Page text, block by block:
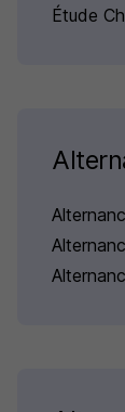
Étude